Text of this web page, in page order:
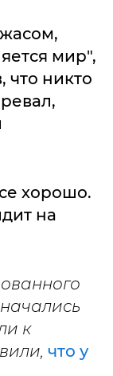
мир",
что никто
хорошо.
на
к
что у